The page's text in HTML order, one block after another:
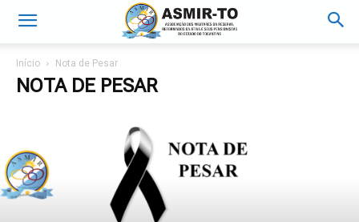
Início Nota de Pesar
NOTA DE PESAR